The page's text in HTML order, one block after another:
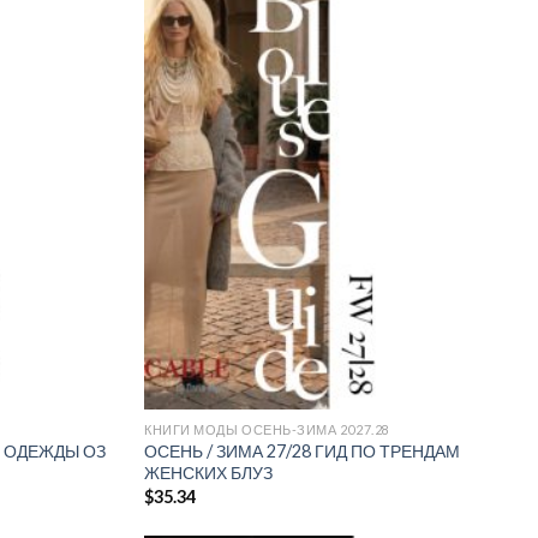
ОДЕЖДЫ ОЗ
КНИГИ МОДЫ ОСЕНЬ-ЗИМА 2027.28
ОСЕНЬ / ЗИМА 27/28 ГИД ПО ТРЕНДАМ
ЖЕНСКИХ БЛУЗ
$35.34